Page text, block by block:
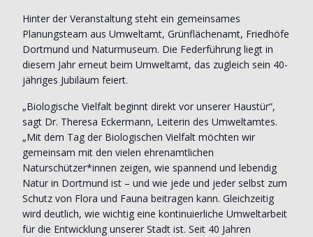
Hinter der Veranstaltung steht ein gemeinsames
Planungsteam aus Umweltamt, Grünflächenamt, Friedhöfe
Dortmund und Naturmuseum. Die Federführung liegt in
diesem Jahr erneut beim Umweltamt, das zugleich sein 40-
jähriges Jubiläum feiert.
„Biologische Vielfalt beginnt direkt vor unserer Haustür“,
sagt Dr. Theresa Eckermann, Leiterin des Umweltamtes.
„Mit dem Tag der Biologischen Vielfalt möchten wir
gemeinsam mit den vielen ehrenamtlichen
Naturschützer*innen zeigen, wie spannend und lebendig
Natur in Dortmund ist – und wie jede und jeder selbst zum
Schutz von Flora und Fauna beitragen kann. Gleichzeitig
wird deutlich, wie wichtig eine kontinuierliche Umweltarbeit
für die Entwicklung unserer Stadt ist. Seit 40 Jahren